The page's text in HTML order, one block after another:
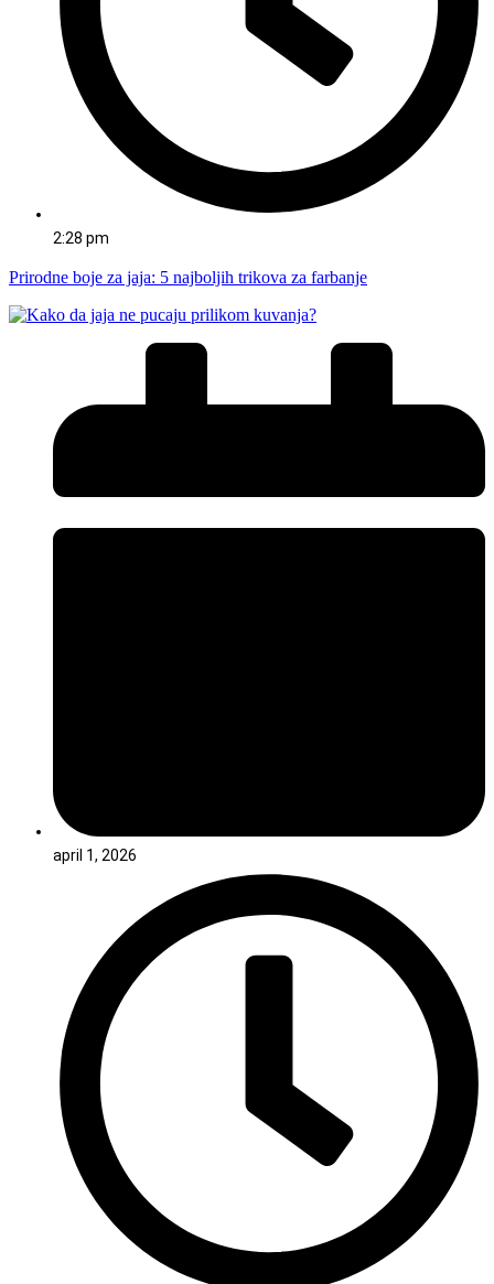
2:28 pm
Prirodne boje za jaja: 5 najboljih trikova za farbanje
april 1, 2026